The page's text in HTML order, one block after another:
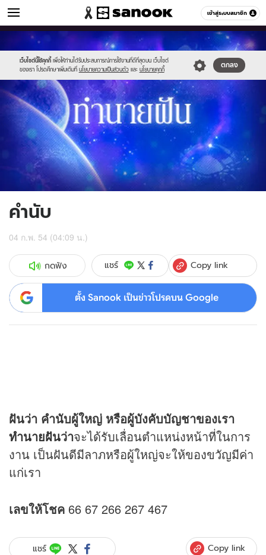
เข้าสู่ระบบสมาชิก
ดูดวง หมวดอื่นๆ
เว็บไซต์นี้ใช้คุกกี้ เพื่อให้ท่านได้รับประสบการณ์การใช้งานที่ดีที่สุดบน เว็บไซต์
ของเรา โปรดศึกษาเพิ่มเติมที่ นโยบายความเป็นส่วนตัว และ นโยบายคุกกี้
ตกลง
Sanook
//s.isanook.com/sr/0/images/logo-
new-
sanook.png
//s.isanook.com/ho/0/ud/1/6137/g_300x200.jpg
คำนับ
04 ก.พ. 54 (04:09 น.)
กดฟัง แชร์ Copy link
ตั้ง Sanook เป็นข่าวโปรดบน Google
ฝันว่า คำนับผู้ใหญ่ หรือผู้บังคับบัญชาของเรา
ทำนายฝันว่าจะได้รับเลื่อนตำแหน่งหน้าที่ในการ
งาน เป็นฝันดีมีลาภหรือผู้ใหญ่จะให้ของขวัญมีค่า
แก่เรา
เลขให้โชค 66 67 266 267 467
แชร์ Copy link